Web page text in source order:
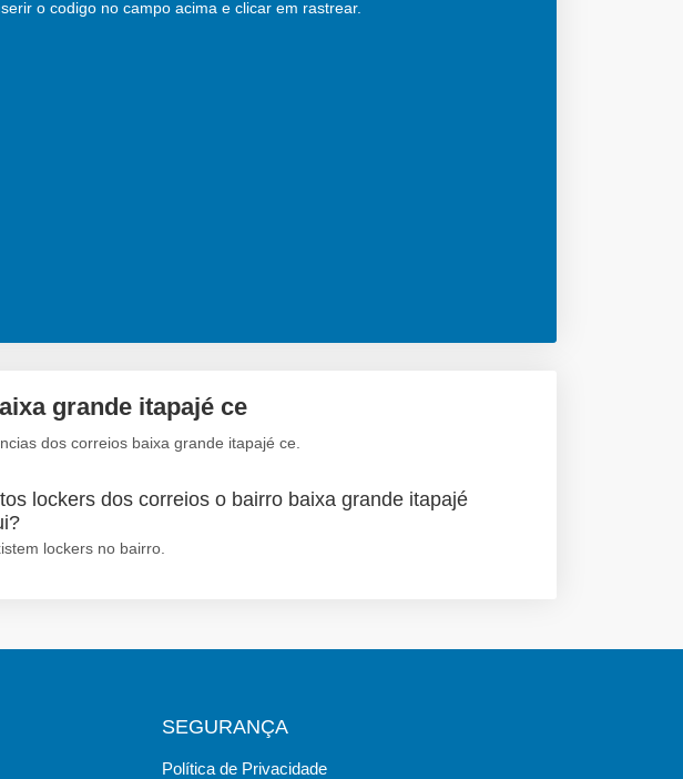
o codigo no campo acima e clicar em rastrear.
grande itapajé ce
dos correios baixa grande itapajé ce.
lockers dos correios o bairro baixa grande itapajé
lockers no bairro.
SEGURANÇA
Política de Privacidade